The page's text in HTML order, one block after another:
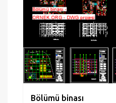
Bölümü binası